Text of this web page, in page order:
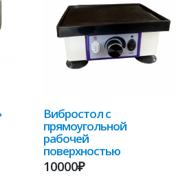
Вибростол с
прямоугольной
рабочей
поверхностью
10000₽